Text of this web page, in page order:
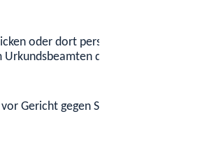
oder dort persönlich abgeben.
der Geschäftsstelle
Gericht gegen Sie Klage erheben.